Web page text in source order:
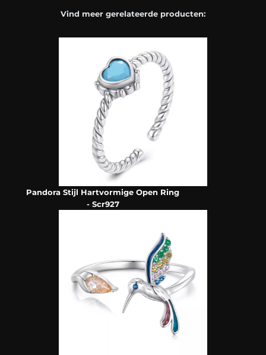
Vind meer gerelateerde producten:
Pandora Stijl Hartvormige Open Ring
- Scr927